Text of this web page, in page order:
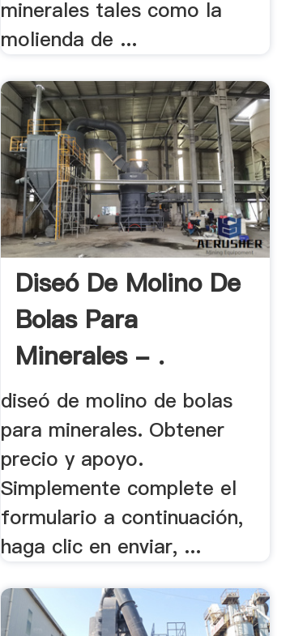
minerales tales como la
molienda de ...
Diseó De Molino De
Bolas Para
Minerales - .
diseó de molino de bolas
para minerales. Obtener
precio y apoyo.
Simplemente complete el
formulario a continuación,
haga clic en enviar, ...